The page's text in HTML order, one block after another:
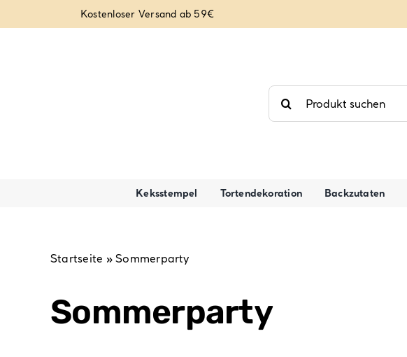
Inhalt
Kostenloser Versand ab 59€
nach:
Keksstempel Tortendekoration Backzutaten
Startseite »Sommerparty
Sommerparty